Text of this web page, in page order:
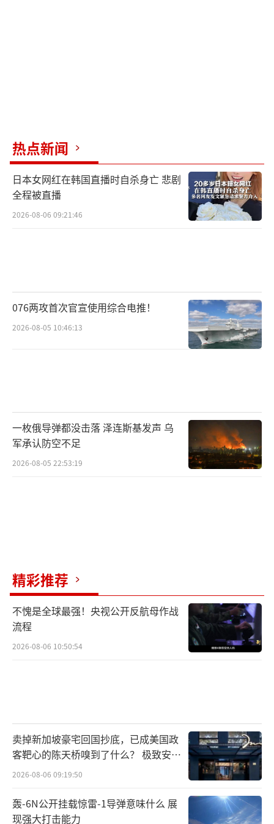
热点新闻
日本女网红在韩国直播时自杀身亡 悲剧
全程被直播
2026-08-06 09:21:46
076两攻首次官宣使用综合电推！
2026-08-05 10:46:13
一枚俄导弹都没击落 泽连斯基发声 乌
军承认防空不足
2026-08-05 22:53:19
精彩推荐
不愧是全球最强！央视公开反航母作战
流程
2026-08-06 10:50:54
卖掉新加坡豪宅回国抄底，已成美国政
客靶心的陈天桥嗅到了什么？ 极致安全
的追寻
2026-08-06 09:19:50
轰-6N公开挂载惊雷-1导弹意味什么 展
现强大打击能力